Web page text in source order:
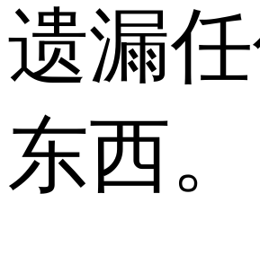
遗漏
东西。